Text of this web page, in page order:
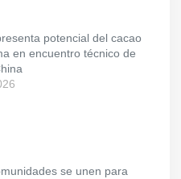
potencial del cacao
en encuentro técnico de
se unen para